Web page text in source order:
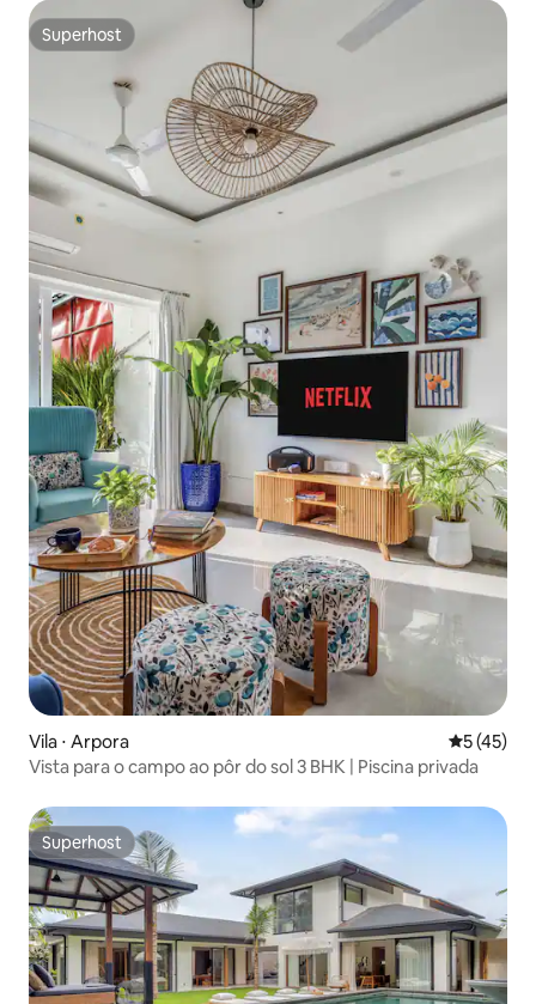
Superhost
Superhost
Vila ⋅ Arpora 5 de uma
5 (45)
Vista para o campo ao pôr do sol 3 BHK | Piscina privada
Superhost
Superhost